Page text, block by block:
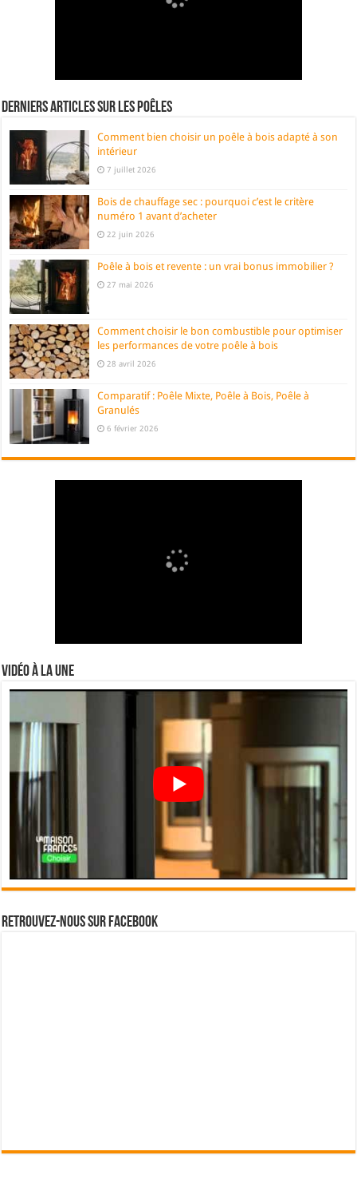
Derniers articles sur les poêles
Comment bien choisir un poêle à bois adapté à son
intérieur
7 juillet 2026
Bois de chauffage sec : pourquoi c’est le critère
numéro 1 avant d’acheter
22 juin 2026
Poêle à bois et revente : un vrai bonus immobilier ?
27 mai 2026
Comment choisir le bon combustible pour optimiser
les performances de votre poêle à bois
28 avril 2026
Comparatif : Poêle Mixte, Poêle à Bois, Poêle à
Granulés
6 février 2026
Vidéo à la Une
Retrouvez-nous sur Facebook